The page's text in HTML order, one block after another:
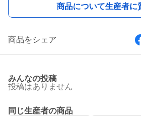
商品について生産者に
商品をシェア
みんなの投稿
投稿はありません
同じ生産者の商品